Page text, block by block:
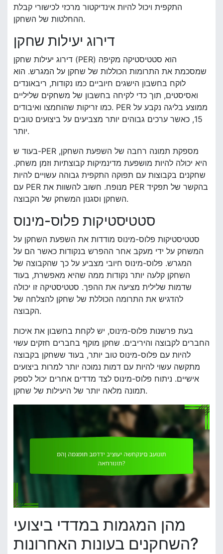
התקפית ויכול להיות אינדיקטור מרכזי לכישורי קבלת
ההחלטות של השחקן.
דירוג יעילות שחקן
דירוג יעילות שחקן (PER) הוא סטטיסטיקה מקיפה
שמסכמת את התרומות הכוללות של שחקן על המגרש. הוא
לוקח בחשבון הישגים חיוביים כמו נקודות, ריבאונדים
ואסיסטים, תוך כדי לקיחה בחשבון של משחקים שליליים
כמו זריקות שהוחמצו ואיבודים. PER ממוצע בליגה נקבע על
15, כאשר ערכים גבוהים יותר מצביעים על ביצועים טובים
יותר.
בעוד ש-PER מספקת תמונה רחבה של השפעת השחקן,
היא יכולה להיות מושפעת מדינמיקות קבוצתיות וזמן משחק.
שחקנים בקבוצות עם תפוקה התקפית גבוהה עשויים להיות
עם PER מנופח. חשוב להשוות את PER בהקשר של תפקיד
השחקן וסגנון המשחק של הקבוצה.
סטטיסטיקות פלוס-מינוס
סטטיסטיקות פלוס-מינוס מודדות את השפעת השחקן על
המשחק על ידי מעקב אחר ההפרש בנקודות כאשר הם על
המגרש. פלוס-מינוס חיובי מצביע על כך שהקבוצה של
השחקן קלעה יותר נקודות ממה שהיא מאפשרת, בעוד
שדמות שלילית מציעה את ההפך. סטטיסטיקה זו יכולה
להדגיש את התרומה הכוללת של שחקן להצלחה של
הקבוצה.
בעת פרשנות פלוס-מינוס, יש לקחת בחשבון את איכות
החברים לקבוצה והיריבים. שחקן מוקף בחברים חזקים עשוי
להיות עם פלוס-מינוס טוב יותר, בעוד ששחקן בקבוצה
מתקשה עשוי להיות עם דמות נמוכה יותר למרות ביצועים
אישיים. ניתוח פלוס-מינוס לצד מדדים אחרים יכול לספק
תמונה מלאה יותר של היעילות של שחקן.
מהן המגמות במדדי ביצועי
השחקנים בעונות האחרונות?